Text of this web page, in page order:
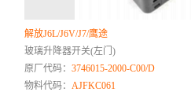
解放J6L/J6V/J7/鹰途
玻璃升降器开关(左门)
原厂代码：3746015-2000-C00/D
物料代码： AJFKC061